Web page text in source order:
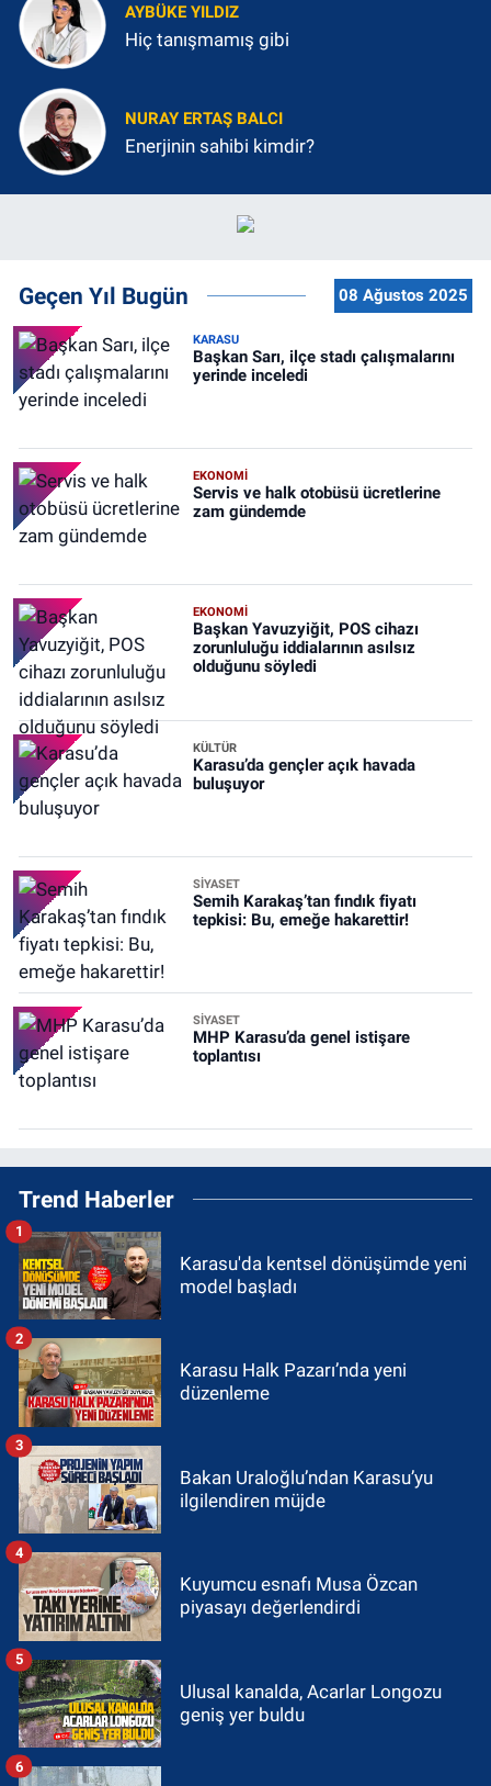
AYBÜKE YILDIZ
Hiç tanışmamış gibi
NURAY ERTAŞ BALCI
Enerjinin sahibi kimdir?
Geçen Yıl Bugün 08 Ağustos 2025
KARASU
Başkan Sarı, ilçe stadı çalışmalarını
yerinde inceledi
EKONOMİ
Servis ve halk otobüsü ücretlerine
zam gündemde
EKONOMİ
Başkan Yavuzyiğit, POS cihazı
zorunluluğu iddialarının asılsız
olduğunu söyledi
KÜLTÜR
Karasu’da gençler açık havada
buluşuyor
SİYASET
Semih Karakaş’tan fındık fiyatı
tepkisi: Bu, emeğe hakarettir!
SİYASET
MHP Karasu’da genel istişare
toplantısı
Trend Haberler
Karasu'da kentsel dönüşümde yeni
model başladı
1
Karasu Halk Pazarı’nda yeni
düzenleme
2
Bakan Uraloğlu’ndan Karasu’yu
ilgilendiren müjde
3
Kuyumcu esnafı Musa Özcan
piyasayı değerlendirdi
4
Ulusal kanalda, Acarlar Longozu
geniş yer buldu
5
6